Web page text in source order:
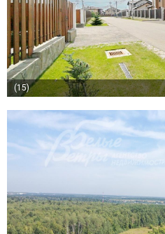
(15)